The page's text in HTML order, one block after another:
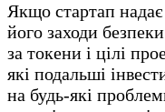
Якщо стартап
його заходи
за токени і цілі
які подальші
на будь-які